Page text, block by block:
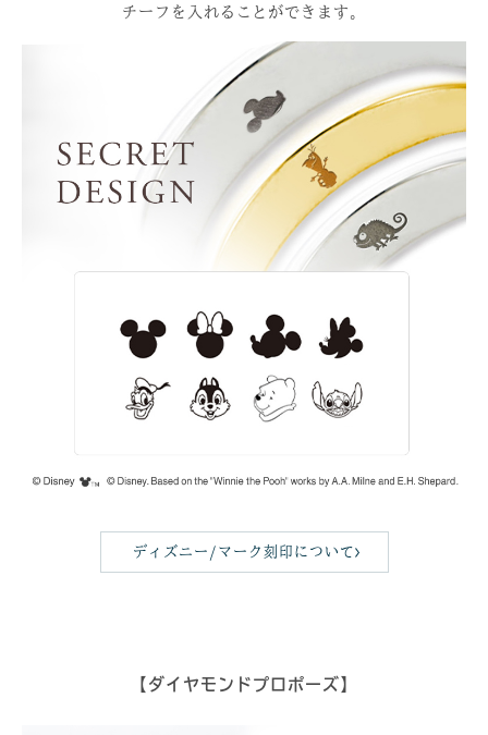
チーフを入れることができます。
ディズニー/マーク刻印について
【ダイヤモンドプロポーズ】